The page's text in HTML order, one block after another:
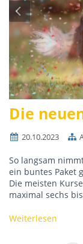
Die
20.10.2023
So langsam
ein buntes Paket
Die meisten
maximal sechs
Weiterlesen